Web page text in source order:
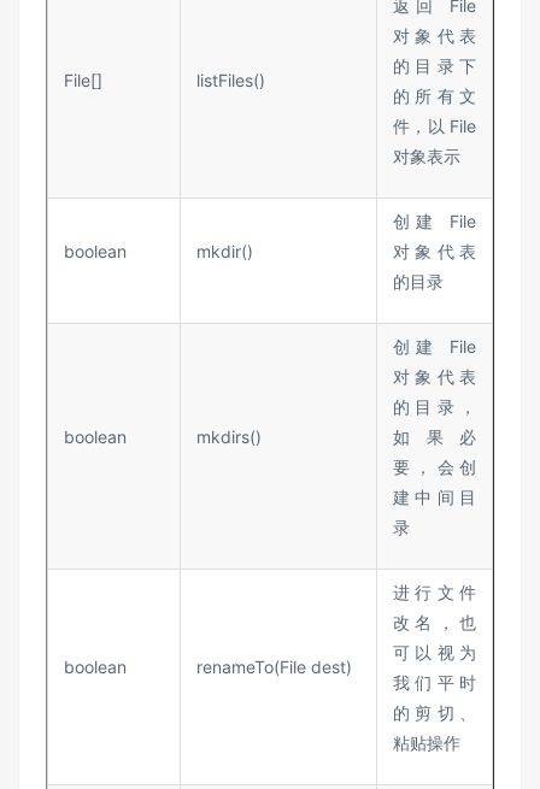
File[] listFiles()
返回 File
对象代表
的目录下
的所有文
件，以 File
对象表示
boolean mkdir()
创建 File
对象代表
的目录
boolean mkdirs()
创建 File
对象代表
的目录，
如果必
要，会创
建中间目
录
boolean renameTo(File dest)
进行文件
改名，也
可以视为
我们平时
的剪切、
粘贴操作